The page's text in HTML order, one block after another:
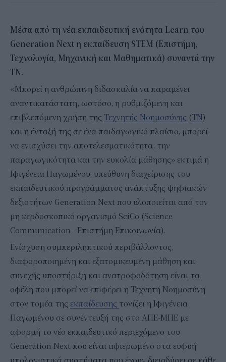
Μέσα από τη νέα εκπαιδευτική ενότητα Learn του
Generation Next η εκπαίδευση STEM (Επιστήμη,
Τεχνολογία, Μηχανική και Μαθηματικά) συναντά την
ΤΝ.
«Μπορεί η ανθρώπινη διδασκαλία να παραμένει
αναντικατάστατη, ωστόσο, η ρυθμιζόμενη και
επιβλεπόμενη χρήση της Τεχνητής Νοημοσύνης (ΤΝ)
και η ένταξή της σε ένα παιδαγωγικό πλαίσιο, μπορεί
να ενισχύσει την αποτελεσματικότητα, την
παραγωγικότητα και την ευκολία μάθησης» εκτιμά η
Ιφιγένεια Παγωμένου, υπεύθυνη διαχείρισης του
εκπαιδευτικού προγράμματος ανάπτυξης ψηφιακών
δεξιοτήτων Generation Next που υλοποιείται από τον
μη κερδοσκοπικό οργανισμό SciCo (Science
Communication - Επιστήμη Επικοινωνία).
Ενίσχυση συμπεριληπτικού περιβάλλοντος,
διαφοροποιημένη και εξατομικευμένη μάθηση και
συνεχής υποστήριξη και ανατροφοδότηση είναι τα
οφέλη που μπορεί να επιφέρει η Τεχνητή Νοημοσύνη
στον τομέα της εκπαίδευσης τονίζει η Ιφιγένεια
Παγωμένου σε συνέντευξή της στο ΑΠΕ-ΜΠΕ με
αφορμή το νέο εκπαιδευτικό περιεχόμενο του
Generation Next που είναι αφιερωμένο στα ευφυή